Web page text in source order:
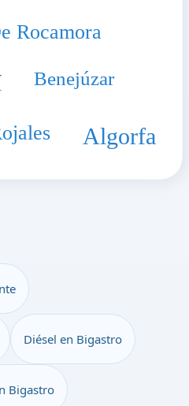
Rocamora
Benejúzar
Algorfa
Diésel en Bigastro
Bigastro